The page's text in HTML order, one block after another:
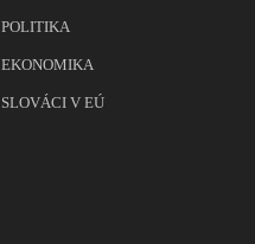
POLITIKA
EKONOMIKA
SLOVÁCI V EÚ